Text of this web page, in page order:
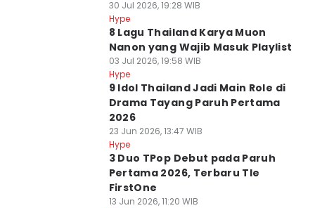
30 Jul 2026, 19:28 WIB
Hype
8 Lagu Thailand Karya Muon
Nanon yang Wajib Masuk Playlist
03 Jul 2026, 19:58 WIB
Hype
9 Idol Thailand Jadi Main Role di
Drama Tayang Paruh Pertama
2026
23 Jun 2026, 13:47 WIB
Hype
3 Duo TPop Debut pada Paruh
Pertama 2026, Terbaru Tle
FirstOne
13 Jun 2026, 11:20 WIB